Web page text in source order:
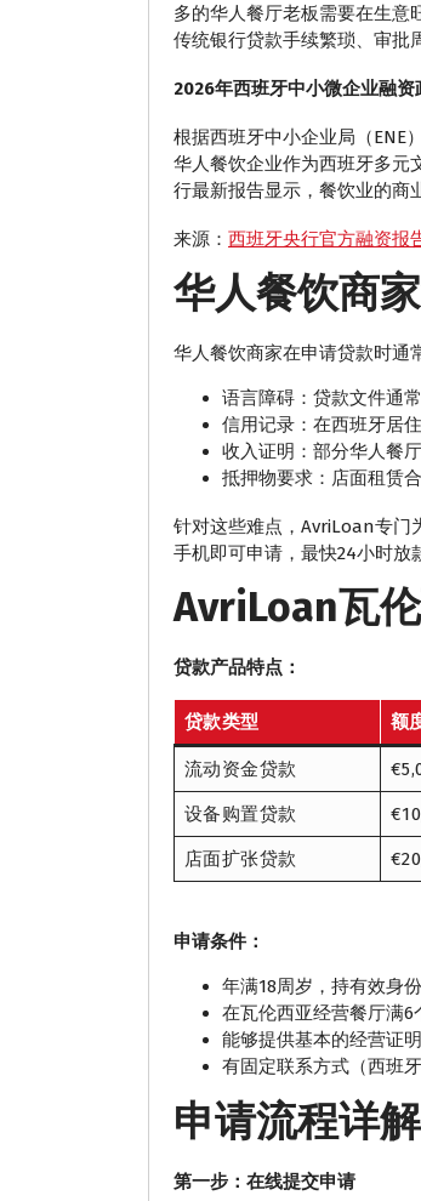
多的华人餐厅老板需要在生意
传统银行贷款手续繁琐、审批
2026年西班牙中小微企业融资
根据西班牙中小企业局（ENE
华人餐饮企业作为西班牙多元
行最新报告显示，餐饮业的商
来源： 西班牙央行官方融资报
华人餐饮商
华人餐饮商家在申请贷款时通
语言障碍：贷款文件通
信用记录：在西班牙居
收入证明：部分华人餐
抵押物要求：店面租赁
针对这些难点，AvriLoan专门
手机即可申请，最快24小时放
AvriLoan瓦
贷款产品特点：
贷款类型 额
流动资金贷款
设备购置贷款
店面扩张贷款
申请条件：
年满18周岁，持有效身
在瓦伦西亚经营餐厅满6
能够提供基本的经营证
有固定联系方式（西班牙
申请流程详解
第一步：在线提交申请